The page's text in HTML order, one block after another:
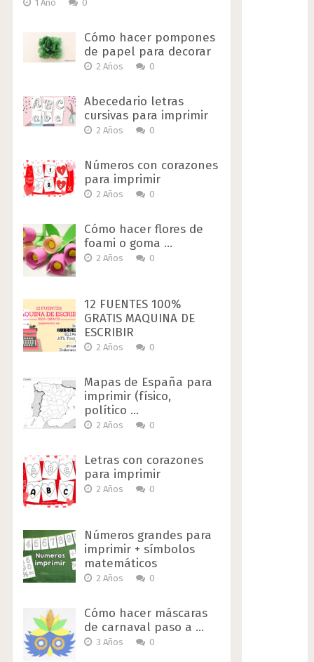
1 Año 0
Cómo hacer pompones
de papel para decorar
2 Años 0
Abecedario letras
cursivas para imprimir
2 Años 0
Números con corazones
para imprimir
2 Años 0
Cómo hacer flores de
foami o goma …
2 Años 0
12 FUENTES 100%
GRATIS MAQUINA DE
ESCRIBIR
2 Años 0
Mapas de España para
imprimir (físico,
político …
2 Años 0
Letras con corazones
para imprimir
2 Años 0
Números grandes para
imprimir + símbolos
matemáticos
2 Años 0
Cómo hacer máscaras
de carnaval paso a …
3 Años 0